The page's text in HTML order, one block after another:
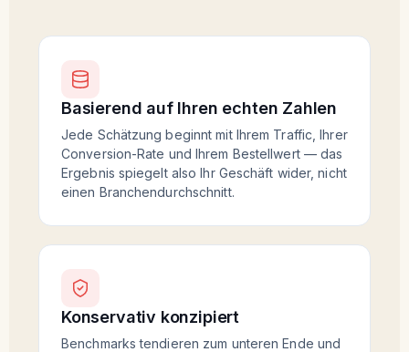
Basierend auf Ihren echten Zahlen
Jede Schätzung beginnt mit Ihrem Traffic, Ihrer
Conversion-Rate und Ihrem Bestellwert — das
Ergebnis spiegelt also Ihr Geschäft wider, nicht
einen Branchendurchschnitt.
Konservativ konzipiert
Benchmarks tendieren zum unteren Ende und